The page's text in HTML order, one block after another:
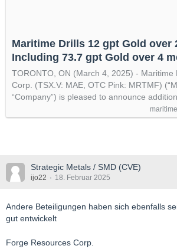
Maritime Drills 12 gpt Gold over
Including 73.7 gpt Gold over 4
Hammerdown Gold Project -
Resources Corp.
TORONTO, ON (March 4, 2025) - Maritime
Corp. (TSX.V: MAE, OTC Pink: MRTMF)
“Company”) is pleased to announce
Strategic Metals / SMD (CVE)
ijo22 18. Februar 2025
Andere Beteiligungen haben sich ebenfalls
gut entwickelt
Forge Resources Corp.